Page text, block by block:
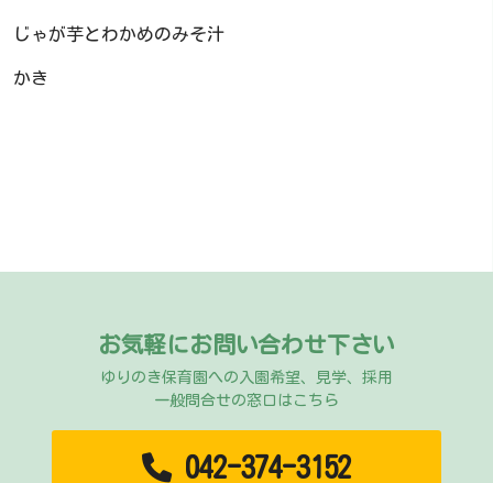
じゃが芋とわかめのみそ汁
かき
お気軽にお問い合わせ下さい
ゆりのき保育園への入園希望、見学、採用
一般問合せの窓口はこちら
042-374-3152